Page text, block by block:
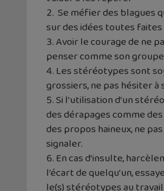
Se méfier des blagues
sur des idées toutes faites
Avoir le courage de ne
penser comme son groupe
Les stéréotypes sont
grossiers, ne pas hésiter à
Si l’utilisation d’un
des dérapages comme
des propos haineux, ne
signaler.
En cas d’insulte,
l’écart de quelqu’un,